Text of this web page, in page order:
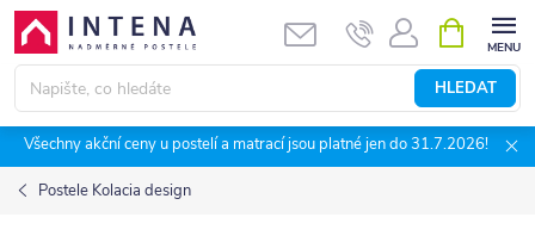
Přejít
obsah
HLEDAT
NÁKUPNÍ
KOŠÍK
Všechny akční ceny u postelí a matrací jsou platné jen do 31.7.2026!
Postele Kolacia design